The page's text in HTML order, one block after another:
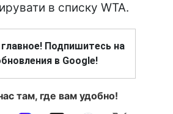
в списку WTA.
Подпишитесь на
в Google!
там, где вам удобно!